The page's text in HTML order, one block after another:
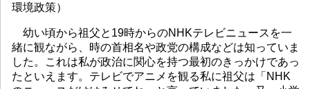
環境政策）
幼い頃から祖父と19時からのNHKテレビニュースを一
緒に観ながら、時の首相名や政党の構成などは知っていま
した。これは私が政治に関心を持つ最初のきっかけであっ
たといえます。テレビでアニメを観る私に祖父は「NHK